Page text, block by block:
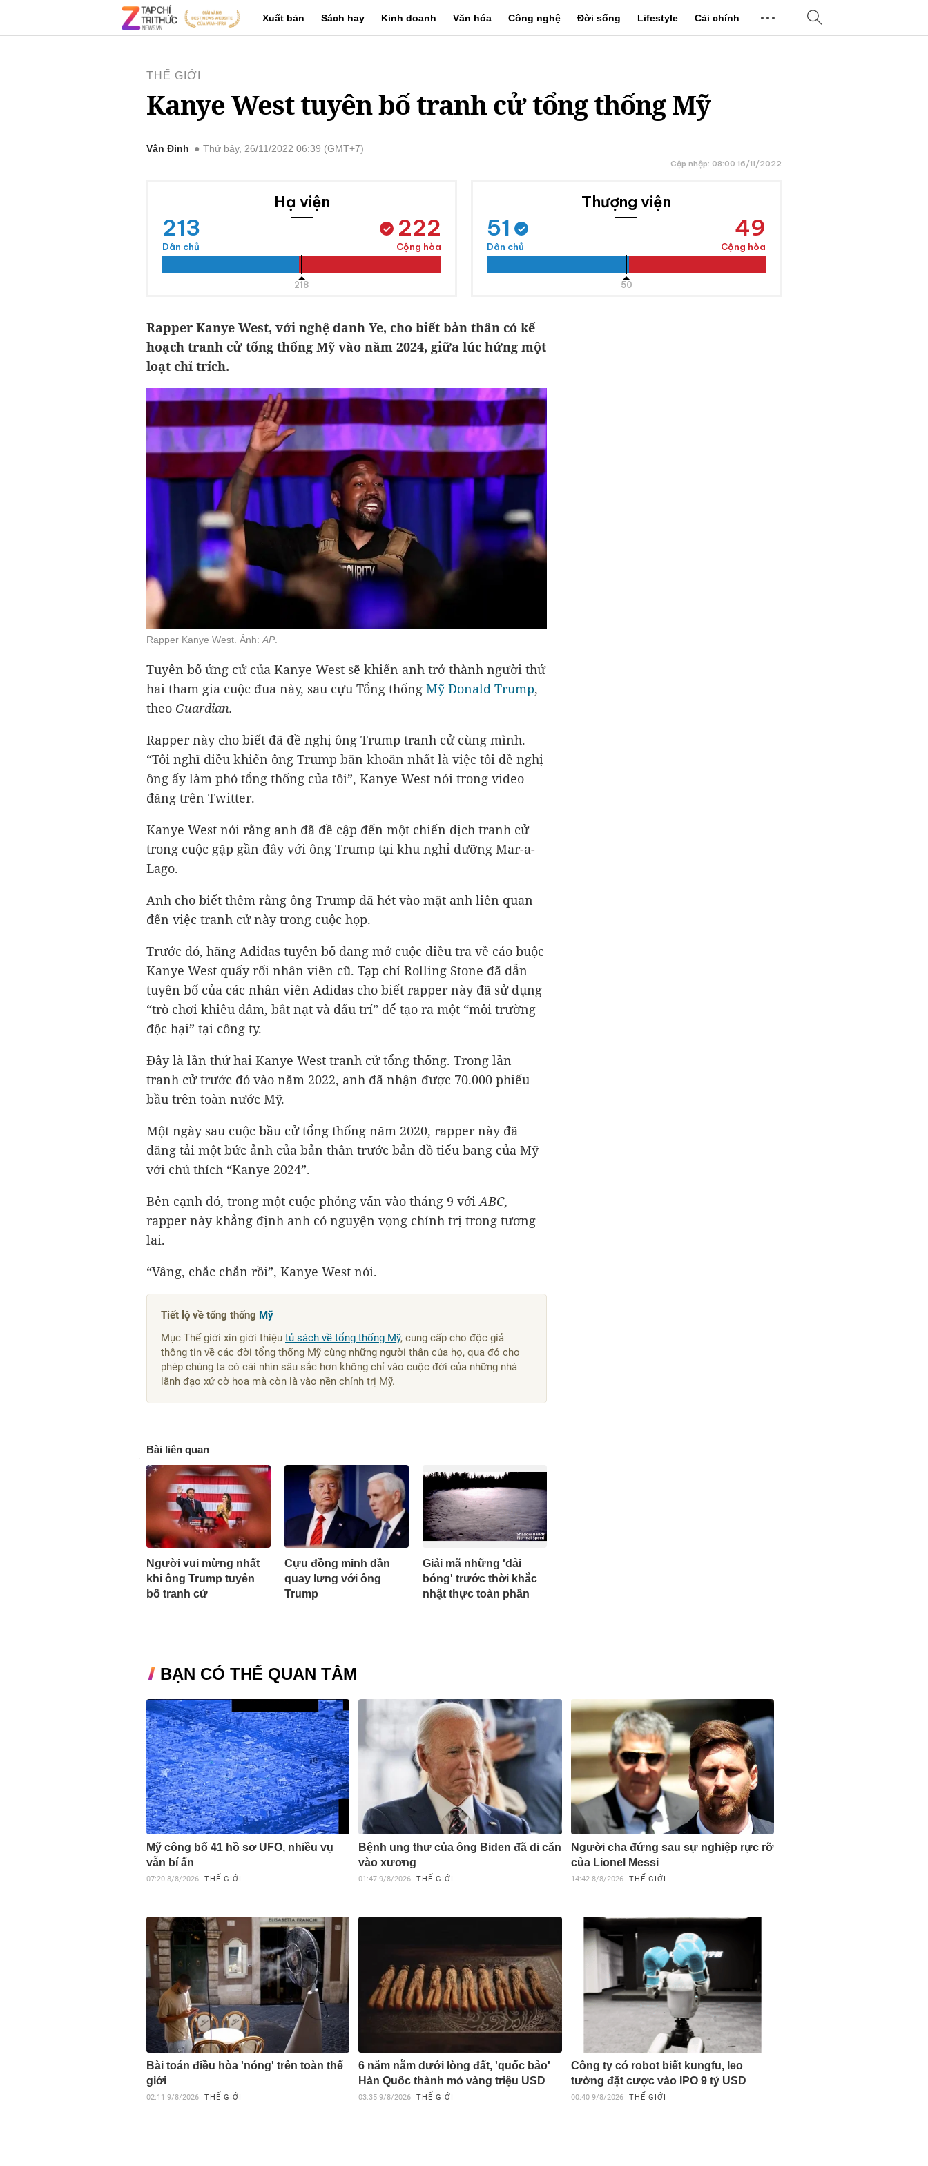
Xuất bản Sách hay Kinh doanh Văn hóa Công nghệ Đời sống Lifestyle Cải chính
THẾ GIỚI
Kanye West tuyên bố tranh cử tổng thống Mỹ
Vân Đinh Thứ bảy, 26/11/2022 06:39 (GMT+7)
Cập nhập: 08:00 16/11/2022
Hạ viện
213
Dân chủ
222
Cộng hòa
218
Thượng viện
51
Dân chủ
49
Cộng hòa
50
Rapper Kanye West, với nghệ danh Ye, cho biết bản thân có kế
hoạch tranh cử tổng thống Mỹ vào năm 2024, giữa lúc hứng một
loạt chỉ trích.
Rapper Kanye West. Ảnh: AP
Tuyên bố ứng cử của Kanye West sẽ khiến anh trở thành người thứ
hai tham gia cuộc đua này, sau cựu Tổng thống Mỹ Donald Trump,
theo Guardian.
Rapper này cho biết đã đề nghị ông Trump tranh cử cùng mình.
“Tôi nghĩ điều khiến ông Trump băn khoăn nhất là việc tôi đề nghị
ông ấy làm phó tổng thống của tôi”, Kanye West nói trong video
đăng trên Twitter.
Kanye West nói rằng anh đã đề cập đến một chiến dịch tranh cử
trong cuộc gặp gần đây với ông Trump tại khu nghỉ dưỡng Mar-a-
Lago.
Anh cho biết thêm rằng ông Trump đã hét vào mặt anh liên quan
đến việc tranh cử này trong cuộc họp.
Trước đó, hãng Adidas tuyên bố đang mở cuộc điều tra về cáo buộc
Kanye West quấy rối nhân viên cũ. Tạp chí Rolling Stone đã dẫn
tuyên bố của các nhân viên Adidas cho biết rapper này đã sử dụng
“trò chơi khiêu dâm, bắt nạt và đấu trí” để tạo ra một “môi trường
độc hại” tại công ty.
Đây là lần thứ hai Kanye West tranh cử tổng thống. Trong lần
tranh cử trước đó vào năm 2022, anh đã nhận được 70.000 phiếu
bầu trên toàn nước Mỹ.
Một ngày sau cuộc bầu cử tổng thống năm 2020, rapper này đã
đăng tải một bức ảnh của bản thân trước bản đồ tiểu bang của Mỹ
với chú thích “Kanye 2024”.
Bên cạnh đó, trong một cuộc phỏng vấn vào tháng 9 vớiABC,
rapper này khẳng định anh có nguyện vọng chính trị trong tương
lai.
“Vâng, chắc chắn rồi”, Kanye West nói.
Tiết lộ về tổng thống Mỹ
Mục Thế giới xin giới thiệu tủ sách về tổng thống Mỹ, cung cấp cho độc giả
thông tin về các đời tổng thống Mỹ cùng những người thân của họ, qua đó cho
phép chúng ta có cái nhìn sâu sắc hơn không chỉ vào cuộc đời của những nhà
lãnh đạo xứ cờ hoa mà còn là vào nền chính trị Mỹ.
Bài liên quan
Người vui mừng nhất
khi ông Trump tuyên
bố tranh cử
Cựu đồng minh dần
quay lưng với ông
Trump
Giải mã những 'dải
bóng' trước thời khắc
nhật thực toàn phần
BẠN CÓ THỂ QUAN TÂM
Mỹ công bố 41 hồ sơ UFO, nhiều vụ
vẫn bí ẩn
07:20 8/8/2026 THẾ GIỚI
Bệnh ung thư của ông Biden đã di căn
vào xương
01:47 9/8/2026 THẾ GIỚI
Người cha đứng sau sự nghiệp rực rỡ
của Lionel Messi
14:42 8/8/2026 THẾ GIỚI
Bài toán điều hòa 'nóng' trên toàn thế
giới
02:11 9/8/2026 THẾ GIỚI
6 năm nằm dưới lòng đất, 'quốc bảo'
Hàn Quốc thành mỏ vàng triệu USD
03:35 9/8/2026 THẾ GIỚI
Công ty có robot biết kungfu, leo
tường đặt cược vào IPO 9 tỷ USD
00:40 9/8/2026 THẾ GIỚI